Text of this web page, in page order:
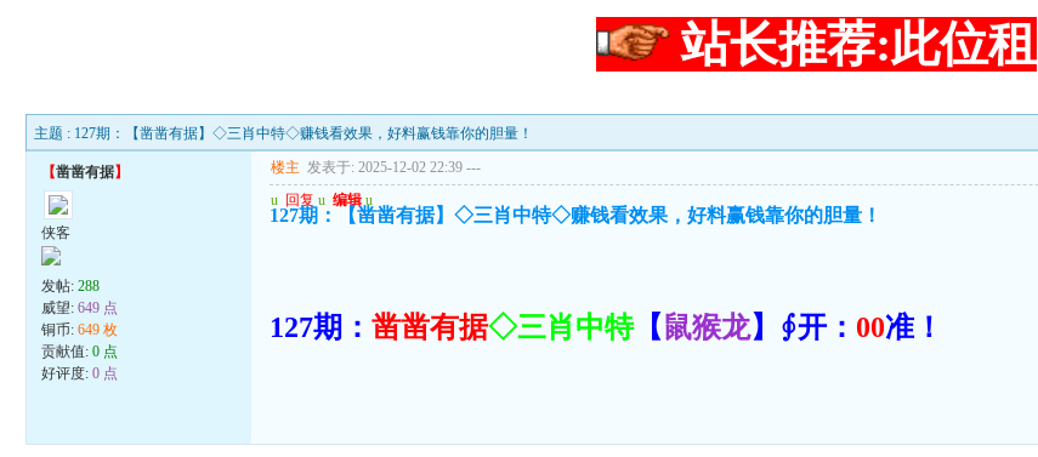
站长推荐:此位租
主题 : 127期：【凿凿有据】◇三肖中特◇赚钱看效果，好料赢钱靠你的胆量！
【凿凿有据】
侠客
发帖:288
威望:649 点
铜币:649 枚
贡献值:0 点
好评度:0 点
楼主 发表于: 2025-12-02 22:39 ---
u 回复 u 编辑 u
127期：【凿凿有据】◇三肖中特◇赚钱看效果，好料赢钱靠你的胆量！
127期：凿凿有据◇三肖中特【鼠猴龙】∮开： 00准！